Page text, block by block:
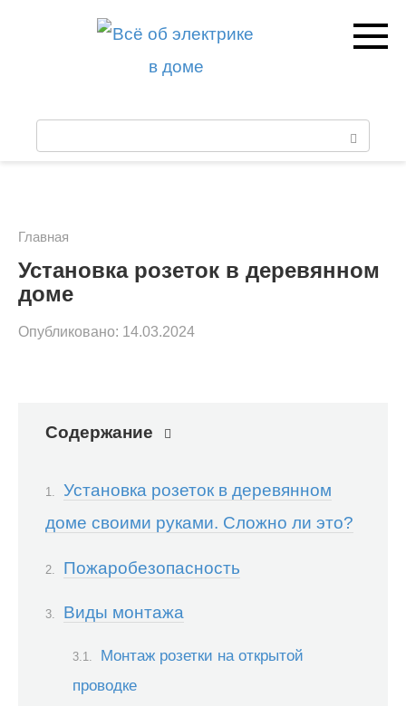
к
Главная
Установка розеток в деревянном
доме
Опубликовано: 14.03.2024
Содержание
Установка розеток в деревянном
доме своими руками. Сложно ли это?
Пожаробезопасность
Виды монтажа
Монтаж розетки на открытой
проводке